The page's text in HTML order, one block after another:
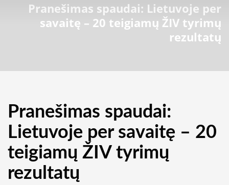
Pranešimas spaudai: Lietuvoje per
savaitę – 20 teigiamų ŽIV tyrimų
rezultatų
Pranešimas spaudai:
Lietuvoje per savaitę – 20
teigiamų ŽIV tyrimų
rezultatų